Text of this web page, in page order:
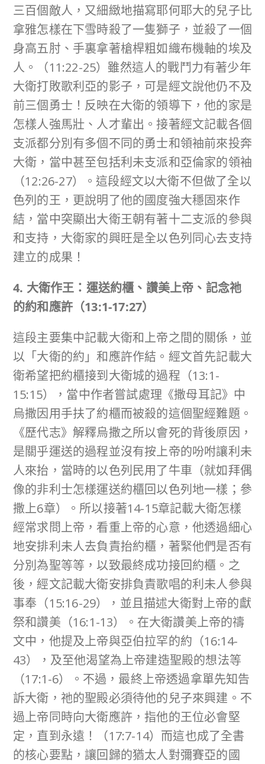
三百個敵人，又細緻地描寫耶何耶大的兒子比
拿雅怎樣在下雪時殺了一隻獅子，並殺了一個
身高五肘、手裏拿著槍桿粗如織布機軸的埃及
人。（11:22-25）雖然這人的戰鬥力有著少年
大衛打敗歌利亞的影子，可是經文說他仍不及
前三個勇士！反映在大衛的領導下，他的家是
怎樣人強馬壯、人才輩出。接著經文記載各個
支派都分別有多個不同的勇士和領袖前來投奔
大衛，當中甚至包括利未支派和亞倫家的領袖
（12:26-27）。這段經文以大衛不但做了全以
色列的王，更說明了他的國度強大穩固來作
結，當中突顯出大衛王朝有著十二支派的參與
和支持，大衛家的興旺是全以色列同心去支持
建立的成果！
4. 大衛作王：運送約櫃、讚美上帝、記念祂
的約和應許（13:1-17:27）
這段主要集中記載大衛和上帝之間的關係，並
以「大衛的約」和應許作結。經文首先記載大
衛希望把約櫃接到大衛城的過程（13:1-
15:15），當中作者嘗試處理《撒母耳記》中
烏撒因用手扶了約櫃而被殺的這個聖經難題。
《歷代志》解釋烏撒之所以會死的背後原因，
是關乎運送的過程並沒有按上帝的吩咐讓利未
人來抬，當時的以色列民用了牛車（就如拜偶
像的非利士怎樣運送約櫃回以色列地一樣；參
撒上6章）。所以接著14-15章記載大衛怎樣
經常求問上帝，看重上帝的心意，他透過細心
地安排利未人去負責抬約櫃，著緊他們是否有
分別為聖等等，以致最終成功接回約櫃。之
後，經文記載大衛安排負責歌唱的利未人參與
事奉（15:16-29），並且描述大衛對上帝的獻
祭和讚美（16:1-13）。在大衛讚美上帝的禱
文中，他提及上帝與亞伯拉罕的約（16:14-
43），及至他渴望為上帝建造聖殿的想法等
（17:1-6）。不過，最終上帝透過拿單先知告
訴大衛，祂的聖殿必須待他的兒子來興建。不
過上帝同時向大衛應許，指他的王位必會堅
定，直到永遠！（17:7-14）而這也成了全書
的核心要點，讓回歸的猶太人對彌賽亞的國